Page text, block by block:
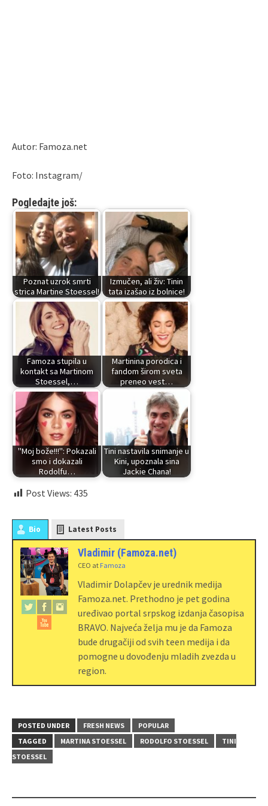
Autor: Famoza.net
Foto: Instagram/
Pogledajte još:
Poznat uzrok smrti
strica Martine Stoessel!
Izmučen, ali živ: Tinin
tata izašao iz bolnice!
Famoza stupila u
kontakt sa Martinom
Stoessel,…
Martinina porodica i
fandom širom sveta
preneo vest…
"Moj bože!!!": Pokazali
smo i dokazali
Rodolfu…
Tini nastavila snimanje u
Kini, upoznala sina
Jackie Chana!
Post Views: 435
Bio Latest Posts
Vladimir (Famoza.net)
CEO at Famoza
Vladimir Dolapčev je urednik medija
Famoza.net. Prethodno je pet godina
uređivao portal srpskog izdanja časopisa
BRAVO. Najveća želja mu je da Famoza
bude drugačiji od svih teen medija i da
pomogne u dovođenju mladih zvezda u
region.
POSTED UNDER FRESH NEWS
POPULAR
TAGGED
MARTINA STOESSEL RODOLFO STOESSEL
TINI
STOESSEL